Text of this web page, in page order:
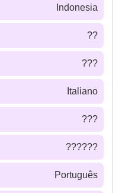
Indonesia
??
???
Italiano
???
??????
Português